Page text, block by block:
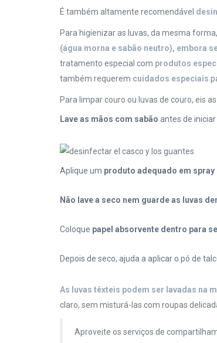
É também altamente recomendável
Para higienizar as luvas, da mesma
(água morna e sabão neutro), embora
tratamento especial com produtos
também requerem cuidados especiais
Para limpar couro ou luvas de couro, eis
Lave as mãos com sabão antes de
Aplique um produto adequado em spray
Não lave a seco nem guarde as luvas
Coloque papel absorvente dentro para
Depois de seco, ajuda a aplicar o pó de
As luvas têxteis podem ser lavadas na
claro, sem misturá-las com roupas
Aproveite os serviços de